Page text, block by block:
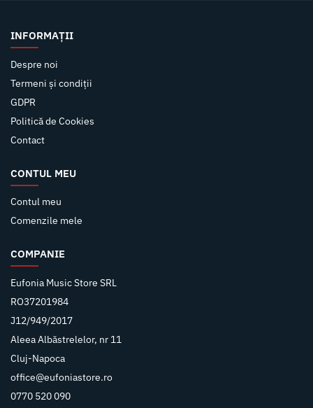
INFORMAȚII
Despre noi
Termeni și condiții
GDPR
Politică de Cookies
Contact
CONTUL MEU
Contul meu
Comenzile mele
COMPANIE
Eufonia Music Store SRL
RO37201984
J12/949/2017
Aleea Albăstrelelor, nr 11
Cluj-Napoca
office@eufoniastore.ro
0770 520 090